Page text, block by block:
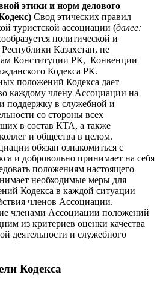
этики и норм делового
Свод этических правил
туристской ассоциации (далее:
политической и
Казахстан, не
Конституции РК, Конвенции
Кодекса РК.
положений Кодекса дает
каждому члену Ассоциации на
поддержку в служебной и
со стороны всех
в состав КТА, а также
и общества в целом.
обязан ознакомиться с
и добровольно принимает на себя
положениям настоящего
необходимые меры для
Кодекса в каждой ситуации
членов Ассоциации.
членами Ассоциации положений
из критериев оценки качества
деятельности и служебного
Кодекса